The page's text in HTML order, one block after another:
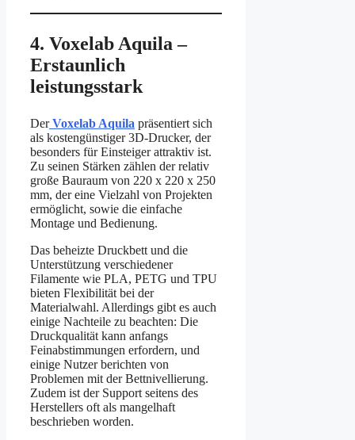
4. Voxelab Aquila –
Erstaunlich
leistungsstark
DerVoxelab Aquila präsentiert sich
als kostengünstiger 3D-Drucker, der
besonders für Einsteiger attraktiv ist.
Zu seinen Stärken zählen der relativ
große Bauraum von 220 x 220 x 250
mm, der eine Vielzahl von Projekten
ermöglicht, sowie die einfache
Montage und Bedienung.
Das beheizte Druckbett und die
Unterstützung verschiedener
Filamente wie PLA, PETG und TPU
bieten Flexibilität bei der
Materialwahl. Allerdings gibt es auch
einige Nachteile zu beachten: Die
Druckqualität kann anfangs
Feinabstimmungen erfordern, und
einige Nutzer berichten von
Problemen mit der Bettnivellierung.
Zudem ist der Support seitens des
Herstellers oft als mangelhaft
beschrieben worden.